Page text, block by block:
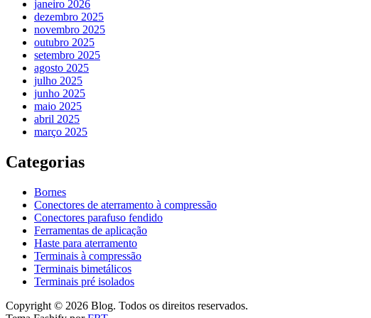
janeiro 2026
dezembro 2025
novembro 2025
outubro 2025
setembro 2025
agosto 2025
julho 2025
junho 2025
maio 2025
abril 2025
março 2025
Categorias
Bornes
Conectores de aterramento à compressão
Conectores parafuso fendido
Ferramentas de aplicação
Haste para aterramento
Terminais à compressão
Terminais bimetálicos
Terminais pré isolados
Copyright © 2026 Blog. Todos os direitos reservados.